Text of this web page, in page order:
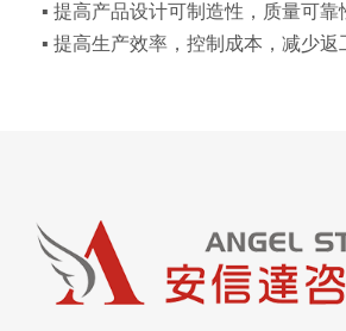
▪ 提高产品设计可制造性，质量可靠
▪ 提高生产效率，控制成本，减少返